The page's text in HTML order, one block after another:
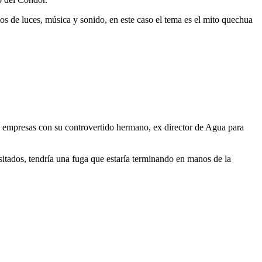
luces, música y sonido, en este caso el tema es el mito quechua
con su controvertido hermano, ex director de Agua para
tendría una fuga que estaría terminando en manos de la